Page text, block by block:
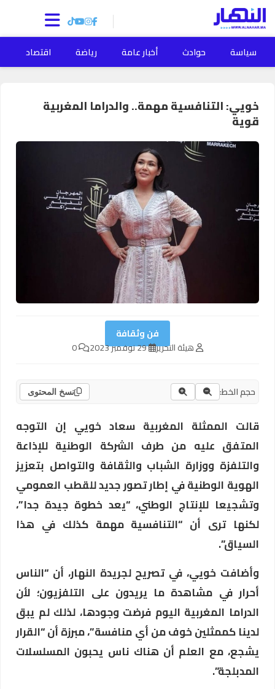
سياسة حوادث أخبار عامة رياضة اقتصاد
خويي: التنافسية مهمة.. والدراما المغربية
قوية
فن وثقافة
هيئة التحرير 29 نوفمبر 2023
حجم الخط: نسخ المحتوى
قالت الممثلة المغربية سعاد خويي إن التوجه
المتفق عليه من طرف الشركة الوطنية للإذاعة
والتلفزة ووزارة الشباب والثقافة والتواصل بتعزيز
الهوية الوطنية في إطار تصور جديد للقطب العمومي
وتشجيعا للإنتاج الوطني، “يعد خطوة جيدة جدا”،
لكنها ترى أن “التنافسية مهمة كذلك في هذا
السياق”.
وأضافت خويي، في تصريح لجريدة النهار، أن “الناس
أحرار في مشاهدة ما يريدون على التلفزيون؛ لأن
الدراما المغربية اليوم فرضت وجودها، لذلك لم يبق
لدينا كممثلين خوف من أي منافسة”، مبرزة أن “القرار
يشجع، مع العلم أن هناك ناس يحبون المسلسلات
المدبلجة”.